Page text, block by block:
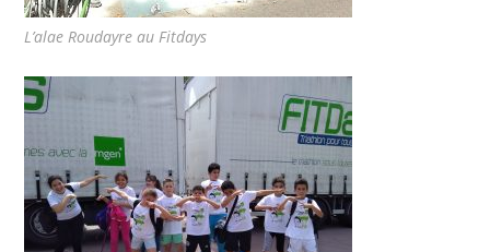
L’alae Roudayre au Fitdays